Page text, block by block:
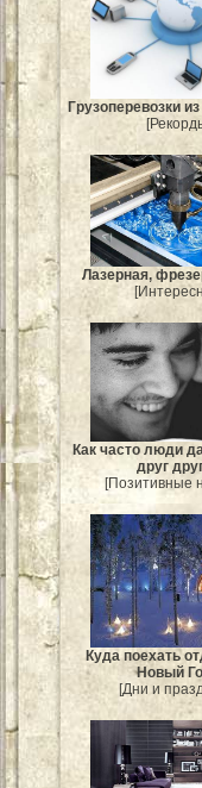
Грузоперевозки
Лазерная,
Как часто люди
друг
[Позитивные
Куда поехать
Новый
[Дни и